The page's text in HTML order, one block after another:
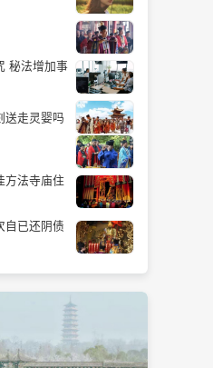
秘法增加事
送走灵婴吗
方法寺庙住
自已还阴债